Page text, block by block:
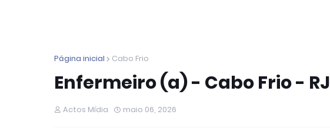
Página inicial Cabo Frio
Enfermeiro (a) - Cabo Frio - RJ
Actos Mídia maio 06, 2026